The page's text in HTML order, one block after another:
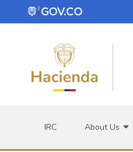
Skip to Main Content
IRC About Us